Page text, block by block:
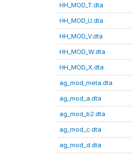
HH_MOD_T.dta
HH_MOD_U.dta
HH_MOD_V.dta
HH_MOD_W.dta
HH_MOD_X.dta
ag_mod_meta.dta
ag_mod_a.dta
ag_mod_b2.dta
ag_mod_c.dta
ag_mod_d.dta